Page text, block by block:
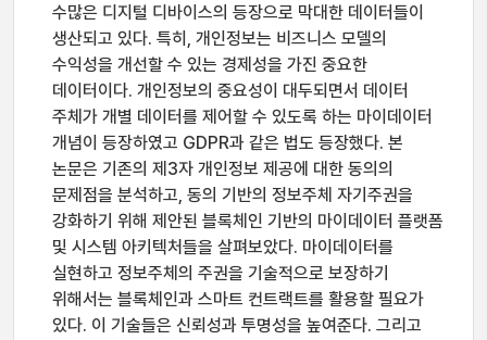
수많은 디지털 디바이스의 등장으로 막대한 데이터들이
생산되고 있다. 특히, 개인정보는 비즈니스 모델의
수익성을 개선할 수 있는 경제성을 가진 중요한
데이터이다. 개인정보의 중요성이 대두되면서 데이터
주체가 개별 데이터를 제어할 수 있도록 하는 마이데이터
개념이 등장하였고 GDPR과 같은 법도 등장했다. 본
논문은 기존의 제3자 개인정보 제공에 대한 동의의
문제점을 분석하고, 동의 기반의 정보주체 자기주권을
강화하기 위해 제안된 블록체인 기반의 마이데이터 플랫폼
및 시스템 아키텍처들을 살펴보았다. 마이데이터를
실현하고 정보주체의 주권을 기술적으로 보장하기
위해서는 블록체인과 스마트 컨트랙트를 활용할 필요가
있다. 이 기술들은 신뢰성과 투명성을 높여준다. 그리고